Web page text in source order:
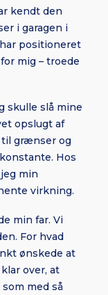
kendt den
i garagen i
positioneret
mig – troede
skulle slå mine
opslugt af
til grænser og
Hos
min
virkning.
min far. Vi
For hvad
ønskede at
over, at
med så